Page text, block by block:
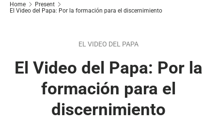
Home
Present
El Video del Papa: Por la formación para el discernimiento
EL VIDEO DEL PAPA
El Video del Papa: Por la
formación para el
discernimiento